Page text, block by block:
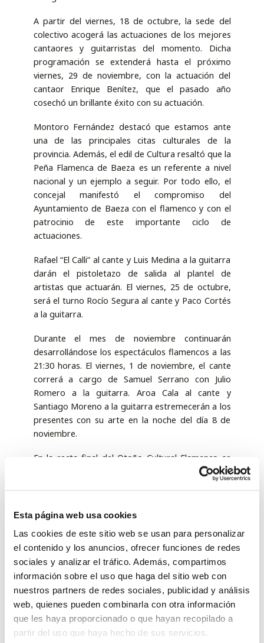
Esta página web usa cookies
Las cookies de este sitio web se usan para personalizar
el contenido y los anuncios, ofrecer funciones de redes
sociales y analizar el tráfico. Además, compartimos
información sobre el uso que haga del sitio web con
nuestros partners de redes sociales, publicidad y análisis
web, quienes pueden combinarla con otra información
que les haya proporcionado o que hayan recopilado a
partir del uso que haya hecho de sus servicios.
A partir del viernes, 18 de octubre, la sede del
colectivo acogerá las actuaciones de los mejores
cantaores y guitarristas del momento. Dicha
programación se extenderá hasta el próximo
viernes, 29 de noviembre, con la actuación del
cantaor Enrique Benítez, que el pasado año
cosechó un brillante éxito con su actuación.
Montoro Fernández destacó que estamos ante
una de las principales citas culturales de la
provincia. Además, el edil de Cultura resaltó que la
Peña Flamenca de Baeza es un referente a nivel
nacional y un ejemplo a seguir. Por todo ello, el
concejal manifestó el compromiso del
Ayuntamiento de Baeza con el flamenco y con el
patrocinio de este importante ciclo de
actuaciones.
Rafael “El Calli” al cante y Luis Medina a la guitarra
darán el pistoletazo de salida al plantel de
artistas que actuarán. El viernes, 25 de octubre,
será el turno Rocío Segura al cante y Paco Cortés
a la guitarra.
Durante el mes de noviembre continuarán
desarrollándose los espectáculos flamencos a las
21:30 horas. El viernes, 1 de noviembre, el cante
correrá a cargo de Samuel Serrano con Julio
Romero a la guitarra. Aroa Cala al cante y
Santiago Moreno a la guitarra estremecerán a los
presentes con su arte en la noche del día 8 de
noviembre.
En la recta final del Otoño Cultural Flamenco se
darán cita el cantaor Wilo del Puerto junto al
guitarrista Jesule del Puerto. Continuarán Lucía
la noche del 22 de noviembre, para finalizar con el
guitarra.
En definitiva, socios, baezanos y visitantes podrán
disfrutar de un excepcional cartel que pone de
manifiesto el compromiso de la ciudad
Patrimonio Mundial con este arte, que es también
Patrimonio Inmaterial de la Humanidad. Una cita
que posicionará de nuevo a Baeza como centro